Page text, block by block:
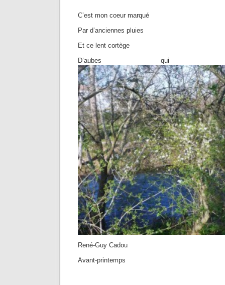
C’est mon coeur marqué
Par d’anciennes pluies
Et ce lent cortège
D’aubes
René-Guy Cadou
Avant-printemps